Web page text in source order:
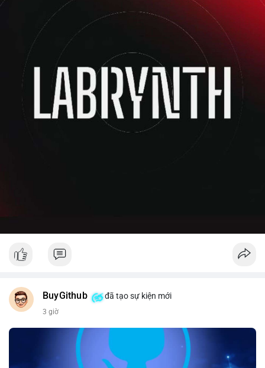
BuyGithub đã tạo sự kiện mới
3 giờ